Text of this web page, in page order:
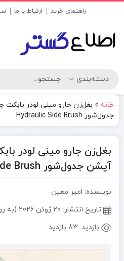
راهنمای خرید ارتباط با ما
خانه » بغل‌زن جارو مینی‌ لودر
جدول‌شور Hydraulic Side Brush
بغل‌زن جارو مینی‌ لودر
آپشن جدول‌شور Hydraulic Side Brush
نویسنده: امیر معین
تاریخ انتشار: 20 ژوئن 2026 (به روز رسانی در: 6 جولای 2026)
بازدید: 83 بازدید